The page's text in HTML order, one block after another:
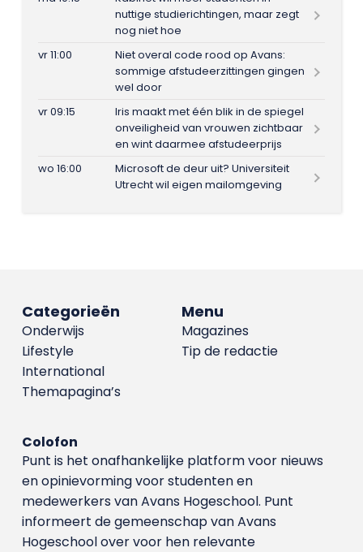
nuttige studierichtingen, maar zegt
nog niet hoe
vr 11:00
Niet overal code rood op Avans:
sommige afstudeerzittingen gingen
wel door
vr 09:15
Iris maakt met één blik in de spiegel
onveiligheid van vrouwen zichtbaar
en wint daarmee afstudeerprijs
wo 16:00
Microsoft de deur uit? Universiteit
Utrecht wil eigen mailomgeving
Menu
Magazines
Tip de redactie
Categorieën
Onderwijs
Lifestyle
International
Themapagina’s
Colofon
Punt is het onafhankelijke platform voor nieuws
en opinievorming voor studenten en
medewerkers van Avans Hoge­school. Punt
informeert de gemeenschap van Avans
Hogeschool over voor hen relevante